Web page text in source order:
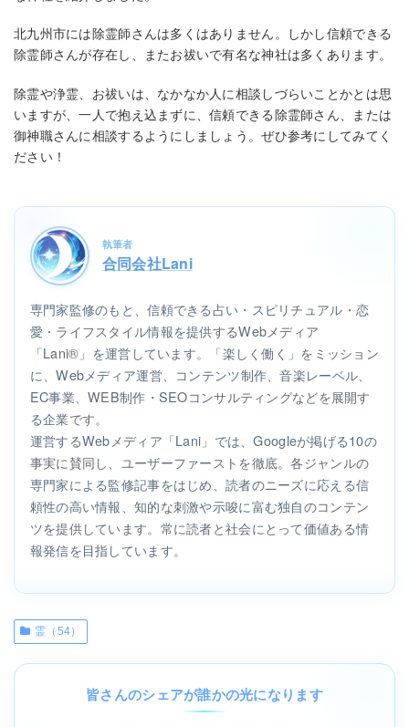
北九州市には除霊師さんは多くはありません。しかし信頼できる
除霊師さんが存在し、またお祓いで有名な神社は多くあります。
除霊や浄霊、お祓いは、なかなか人に相談しづらいことかとは思
いますが、一人で抱え込まずに、信頼できる除霊師さん、または
御神職さんに相談するようにしましょう。ぜひ参考にしてみてく
ださい！
執筆者
合同会社Lani
専門家監修のもと、信頼できる占い・スピリチュアル・恋
愛・ライフスタイル情報を提供するWebメディア
「Lani®」を運営しています。「楽しく働く」をミッション
に、Webメディア運営、コンテンツ制作、音楽レーベル、
EC事業、WEB制作・SEOコンサルティングなどを展開す
る企業です。
運営するWebメディア「Lani」では、Googleが掲げる10の
事実に賛同し、ユーザーファーストを徹底。各ジャンルの
専門家による監修記事をはじめ、読者のニーズに応える信
頼性の高い情報、知的な刺激や示唆に富む独自のコンテン
ツを提供しています。常に読者と社会にとって価値ある情
報発信を目指しています。
霊（54）
皆さんのシェアが誰かの光になります